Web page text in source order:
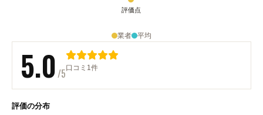
業者 平均
5.0/5口コミ1件
評価の分布